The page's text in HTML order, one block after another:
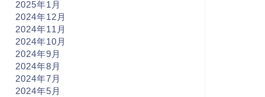
2025年1月
2024年12月
2024年11月
2024年10月
2024年9月
2024年8月
2024年7月
2024年5月